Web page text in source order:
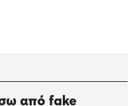
από fake